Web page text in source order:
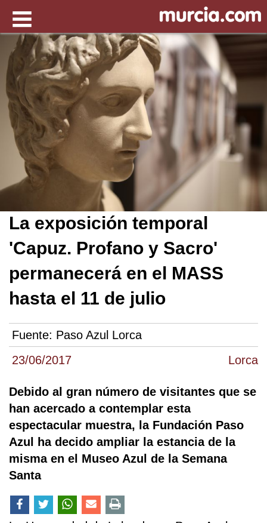
23/06/2017 Lorca
La exposición temporal
'Capuz. Profano y Sacro'
permanecerá en el MASS
hasta el 11 de julio
Fuente: Paso Azul Lorca
Debido al gran número de visitantes que se
han acercado a contemplar esta
espectacular muestra, la Fundación Paso
Azul ha decido ampliar la estancia de la
misma en el Museo Azul de la Semana
Santa